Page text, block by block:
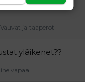
Vauvat ja taaperot
yläikenet??
vapaa